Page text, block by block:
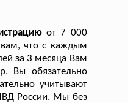
от 7 000
что с каждым
за 3 месяца Вам
Вы обязательно
учитывают
России. Мы без